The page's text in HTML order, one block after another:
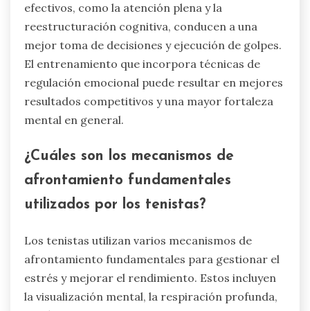
efectivos, como la atención plena y la
reestructuración cognitiva, conducen a una
mejor toma de decisiones y ejecución de golpes.
El entrenamiento que incorpora técnicas de
regulación emocional puede resultar en mejores
resultados competitivos y una mayor fortaleza
mental en general.
¿Cuáles son los mecanismos de
afrontamiento fundamentales
utilizados por los tenistas?
Los tenistas utilizan varios mecanismos de
afrontamiento fundamentales para gestionar el
estrés y mejorar el rendimiento. Estos incluyen
la visualización mental, la respiración profunda,